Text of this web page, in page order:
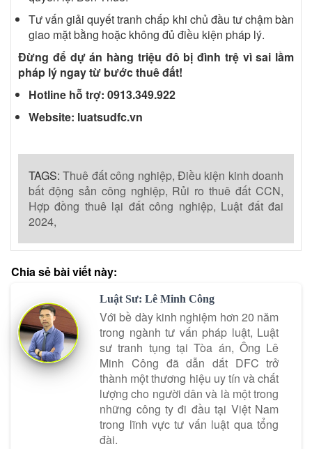
Tư vấn giải quyết tranh chấp khi chủ đầu tư chậm bàn
giao mặt bằng hoặc không đủ điều kiện pháp lý.
Đừng để dự án hàng triệu đô bị đình trệ vì sai lầm
pháp lý ngay từ bước thuê đất!
Hotline hỗ trợ: 0913.349.922
Website: luatsudfc.vn
TAGS:Thuê đất công nghiệp, Điều kiện kinh doanh
bất động sản công nghiệp, Rủi ro thuê đất CCN,
Hợp đồng thuê lại đất công nghiệp, Luật đất đai
2024,
Chia sẻ bài viết này:
Luật Sư: Lê Minh Công
Với bề dày kinh nghiệm hơn 20 năm
trong ngành tư vấn pháp luật, Luật
sư tranh tụng tại Tòa án, Ông Lê
Minh Công đã dẫn dắt DFC trở
thành một thương hiệu uy tín và chất
lượng cho người dân và là một trong
những công ty đi đầu tại Việt Nam
trong lĩnh vực tư vấn luật qua tổng
đài.